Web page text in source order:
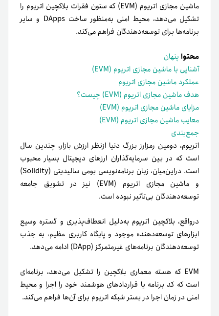
ماشین مجازی اتریوم (EVM) که ستون فقرات بلاکچین اتریوم را
تشکیل می‌دهد، محیط امنی به‌منظور ساخت DApps و سایر
برنامه‌ها برای توسعه‌دهندگان فراهم می‌کند.
محتوا پنهان
آشنایی با ماشین مجازی اتریوم (EVM)
عملکرد ماشين مجازی اتریوم
هدف ماشین مجازی اتریوم (EVM) چیست؟
مزایای ماشین مجازی اتریوم (EVM)
معایب ماشین مجازی اتریوم (EVM)
جمع‌بندی
اتریوم، دومین رمزارز بزرگ دنیا از‌نظر ارزش بازار‌، چندین سال
است که در بین سرمایه‌گذاران ارزهای دیجیتال بسیار محبوب
است. دراین‌میان، زبان برنامه‌نویسی بومی سالیدیتی (Solidity)
و ماشین مجازی اتریوم (EVM) نیز در تشویق جامعه
توسعه‌دهندگان بی‌تأثیر نبوده است.
در‌واقع، بلاکچین اتریوم به‌دلیل انعطاف‌پذیری و گستره وسیع
ابزارهای توسعه‌دهنده موجود و پایگاه کاربری عظیم، به جذب
توسعه‌دهندگان برنامه‌های غیرمتمرکز (DApp) ادامه می‌دهد.
EVM که هسته معماری بلاکچین را تشکیل می‌دهد، برنامه‌ای
است که کد برنامه یا قراردادهای هوشمند خود را اجرا و محیط
امنی در زمان اجرا در بستر شبکه اتریوم برای آن‌ها فراهم می‌کند.